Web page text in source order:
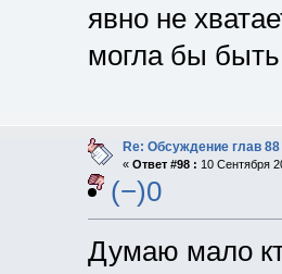
явно не
могла бы
Re: Обсуждение глав 88
« Ответ #98 : 10 Сентября
(−)0
Думаю мало